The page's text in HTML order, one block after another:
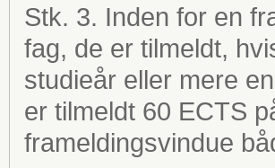
Stk. 3. Inden for en
fag, de er tilmeldt,
studieår eller mere
er tilmeldt 60 ECTS
frameldingsvindue